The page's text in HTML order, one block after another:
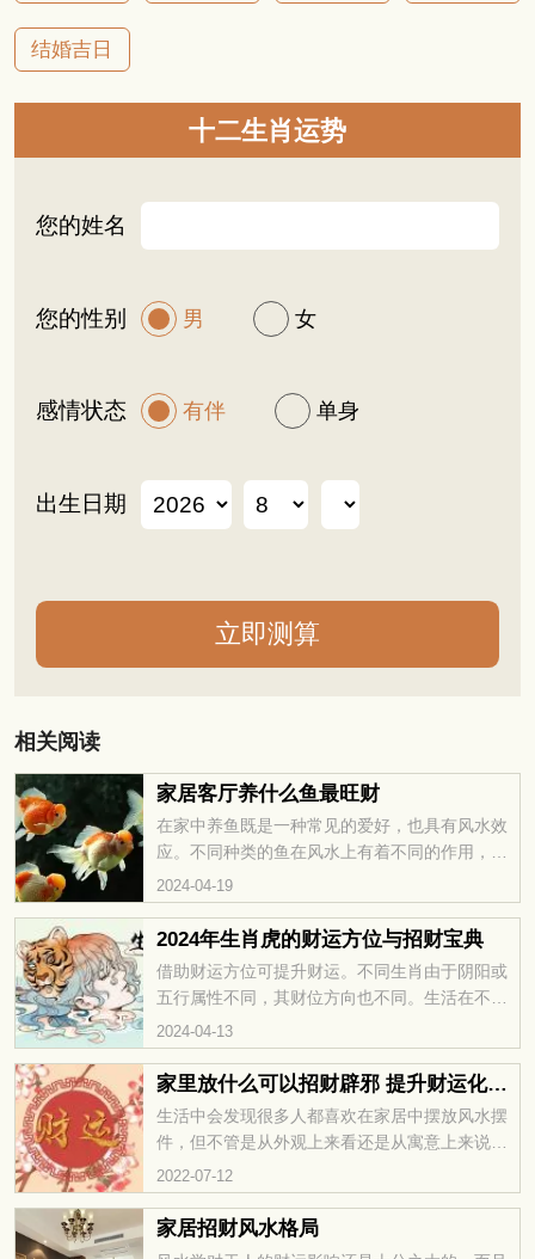
结婚吉日
十二生肖运势
您的姓名
您的性别 男 女
感情状态 有伴 单身
出生日期
相关阅读
家居客厅养什么鱼最旺财
在家中养鱼既是一种常见的爱好，也具有风水效
应。不同种类的鱼在风水上有着不同的作用，如
果想要提升财运，就应该选择适合的鱼类。那想
要起到旺财作用的话得养什么鱼好呢?接下来，我
们就来看看家居客厅养什么鱼最旺财吧！
2024-04-19
2024年生肖虎的财运方位与招财宝典
借助财运方位可提升财运。不同生肖由于阴阳或
五行属性不同，其财位方向也不同。生活在不利
的方位可能影响经济情况。那么属虎人在2024年
的财运方位将是哪里呢？通过深入研究，揭示属
虎人在此年可激发财富能量的方位。了解财位的
让我们一同揭开2024年属虎人的财运方位之谜，
开启财富之门。
2024-04-13
家里放什么可以招财辟邪 提升财运化解小人
生活中会发现很多人都喜欢在家居中摆放风水摆
件，但不管是从外观上来看还是从寓意上来说都
是很不错的，自然喜欢的人越来越多，其实有些
风水吉祥物摆放在家中是能起到招财辟邪的作
用。一起来看一下家中摆放什么物品招财辟邪
2022-07-12
家居招财风水格局